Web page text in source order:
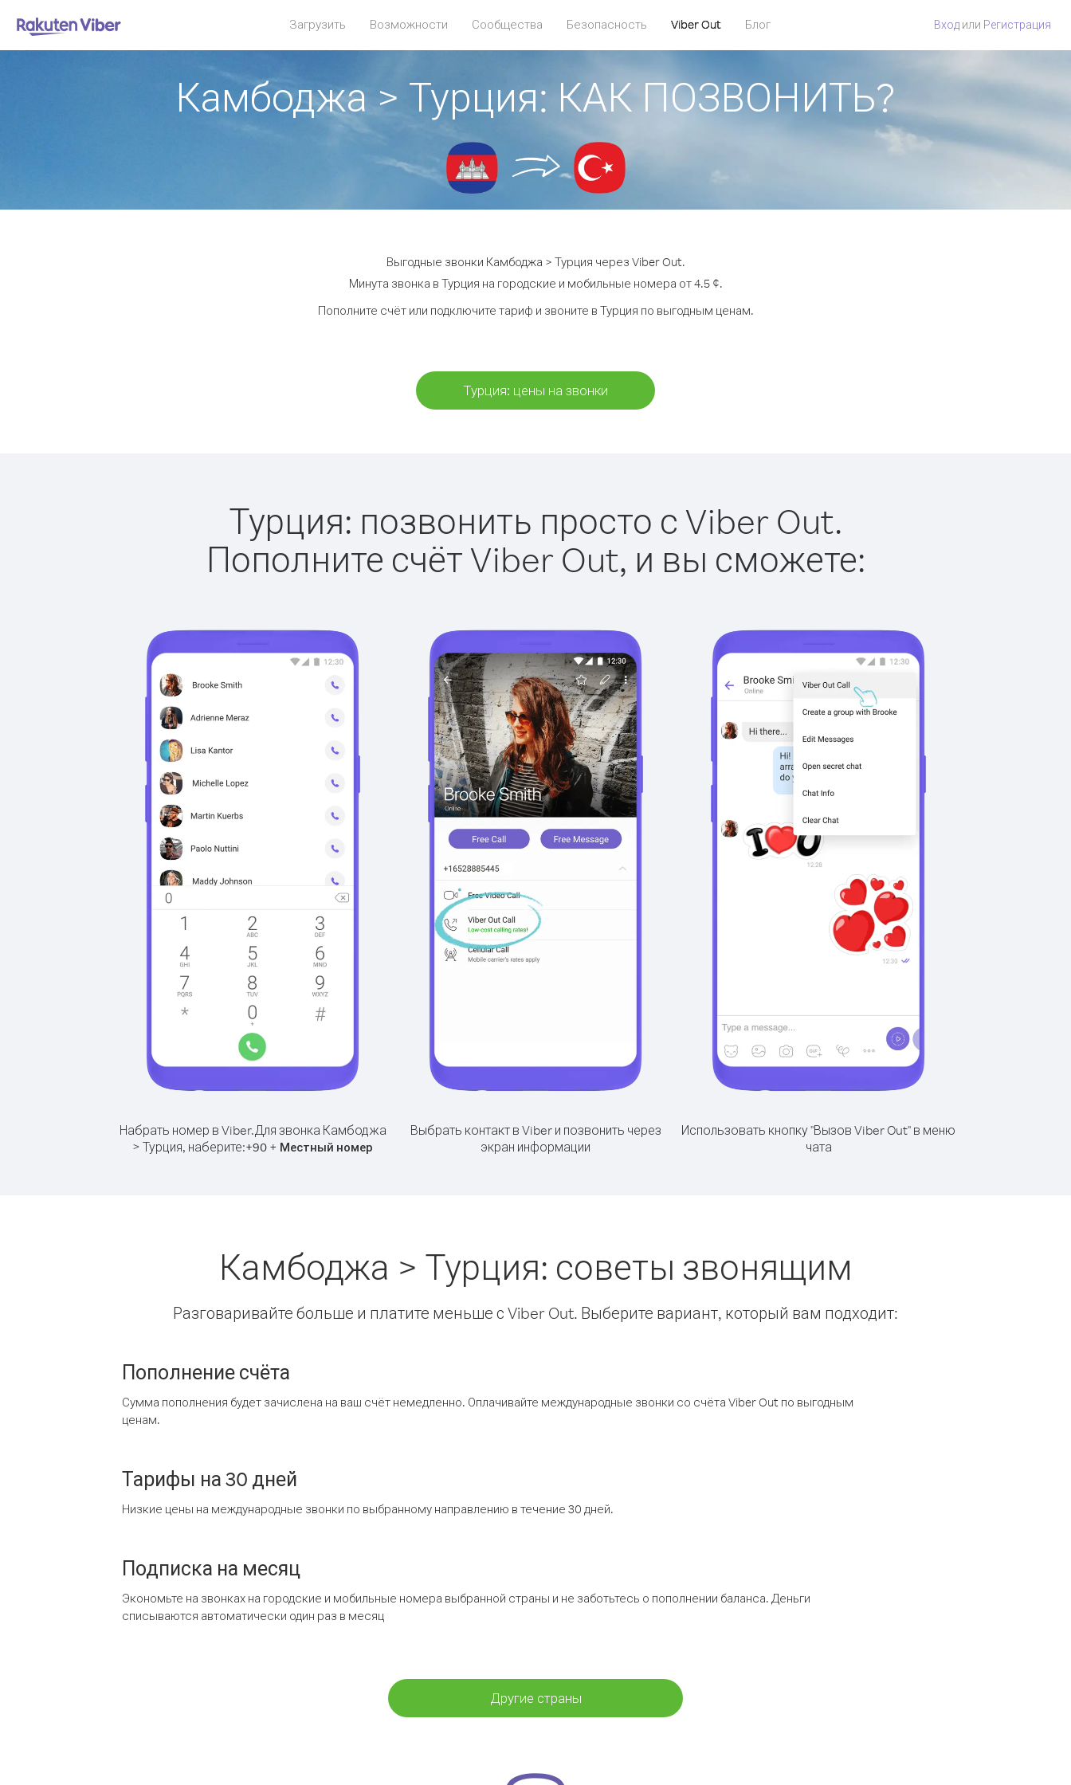
Загрузить Возможности Сообщества Безопасность Viber Out Блог Вход или Регистрация
Камбоджа > Турция: КАК ПОЗВОНИТЬ?
Выгодные звонки Камбоджа > Турция через Viber Out.
Минута звонка в Турция на городские и мобильные номера от 4.5 ¢.
Пополните счёт или подключите тариф и звоните в Турция по выгодным ценам.
Турция: цены на звонки
Турция: позвонить просто с Viber Out.
Пополните счёт Viber Out, и вы сможете:
Набрать номер в Viber.Для звонка Камбоджа
> Турция, наберите:+90 + Местный номер
Выбрать контакт в Viber и позвонить через
экран информации
Использовать кнопку "Вызов Viber Out" в меню
чата
Камбоджа > Турция: советы звонящим
Разговаривайте больше и платите меньше с Viber Out. Выберите вариант, который вам подходит:
Пополнение счёта
Сумма пополнения будет зачислена на ваш счёт немедленно. Оплачивайте международные звонки со счёта Viber Out по выгодным
ценам.
Тарифы на 30 дней
Низкие цены на международные звонки по выбранному направлению в течение 30 дней.
Подписка на месяц
Экономьте на звонках на городские и мобильные номера выбранной страны и не заботьтесь о пополнении баланса. Деньги
списываются автоматически один раз в месяц
Другие страны